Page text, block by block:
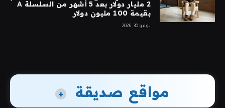
2 مليار دولار بعد 5 أشهر من السلسلة A
بقيمة 100 مليون دولار
يوليو 30, 2026
مواقع صديقة +